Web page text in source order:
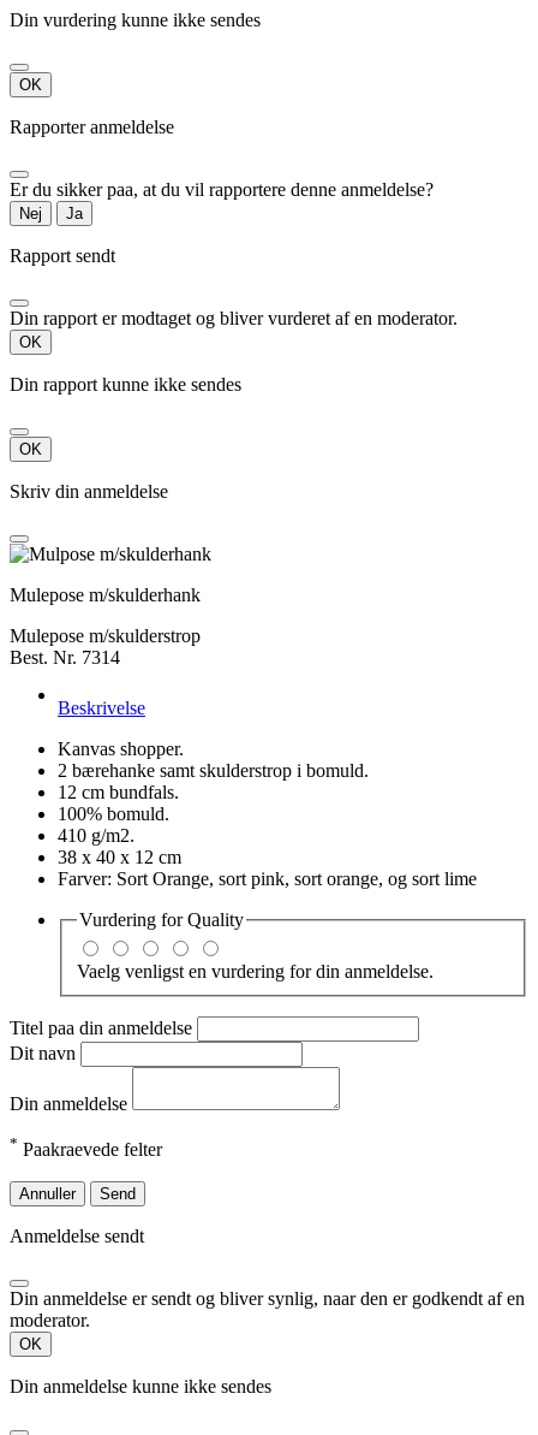
Din vurdering kunne ikke sendes
OK
Rapporter anmeldelse
Er du sikker paa, at du vil rapportere denne anmeldelse?
Nej Ja
Rapport sendt
Din rapport er modtaget og bliver vurderet af en moderator.
OK
Din rapport kunne ikke sendes
OK
Skriv din anmeldelse
Mulepose m/skulderhank
Mulepose m/skulderstrop
Best. Nr. 7314
Beskrivelse
Kanvas shopper.
2 bærehanke samt skulderstrop i bomuld.
12 cm bundfals.
100% bomuld.
410 g/m2.
38 x 40 x 12 cm
Farver: Sort Orange, sort pink, sort orange, og sort lime
Vurdering forQuality
Vaelg venligst en vurdering for din anmeldelse.
Titel paa din anmeldelse
Dit navn
Din anmeldelse
* Paakraevede felter
Annuller Send
Anmeldelse sendt
Din anmeldelse er sendt og bliver synlig, naar den er godkendt af en
moderator.
OK
Din anmeldelse kunne ikke sendes